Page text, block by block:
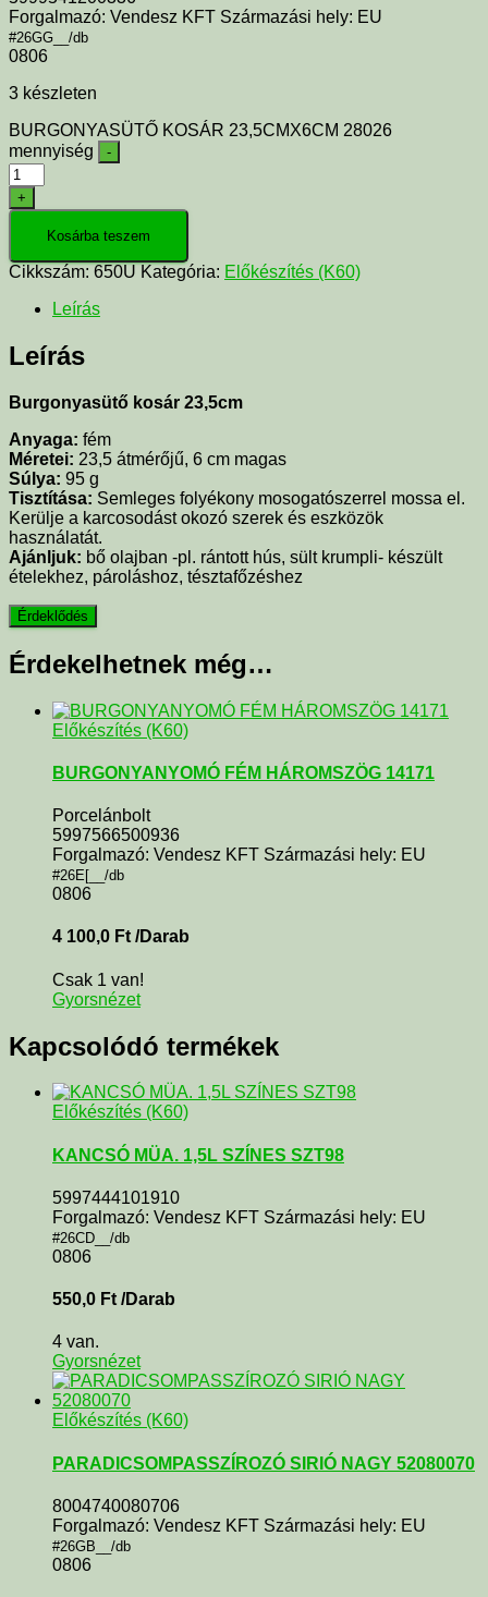
Forgalmazó: Vendesz KFT Származási hely: EU
#26GG__/db
0806
3 készleten
BURGONYASÜTŐ KOSÁR 23,5CMX6CM 28026
mennyiség
-
+
Kosárba teszem
Cikkszám: 650U Kategória: Előkészítés (K60)
Leírás
Leírás
Burgonyasütő kosár 23,5cm
Anyaga: fém
Méretei: 23,5 átmérőjű, 6 cm magas
Súlya: 95 g
Tisztítása: Semleges folyékony mosogatószerrel mossa el.
Kerülje a karcosodást okozó szerek és eszközök
használatát.
Ajánljuk: bő olajban -pl. rántott hús, sült krumpli- készült
ételekhez, pároláshoz, tésztafőzéshez
Érdekelhetnek még…
Előkészítés (K60)
BURGONYANYOMÓ FÉM HÁROMSZÖG 14171
Porcelánbolt
5997566500936
Forgalmazó: Vendesz KFT Származási hely: EU
#26E[__/db
0806
4 100,0 Ft /Darab
Csak 1 van!
Gyorsnézet
Kapcsolódó termékek
Előkészítés (K60)
KANCSÓ MÜA. 1,5L SZÍNES SZT98
5997444101910
Forgalmazó: Vendesz KFT Származási hely: EU
#26CD__/db
0806
550,0 Ft /Darab
4 van.
Gyorsnézet
Előkészítés (K60)
PARADICSOMPASSZÍROZÓ SIRIÓ NAGY 52080070
8004740080706
Forgalmazó: Vendesz KFT Származási hely: EU
#26GB__/db
0806